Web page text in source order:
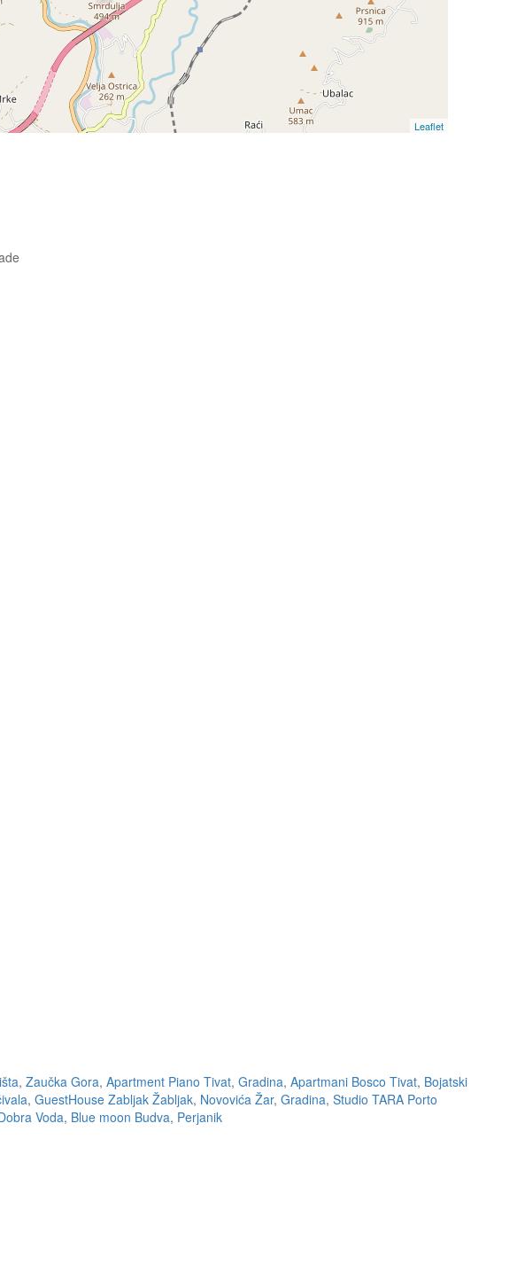
Leaflet
, Zaučka Gora, Apartment Piano Tivat, Gradina, Apartmani Bosco Tivat, Bojatski
, GuestHouse Zabljak Žabljak, Novovića Žar, Gradina, Studio TARA Porto
Voda, Blue moon Budva, Perjanik